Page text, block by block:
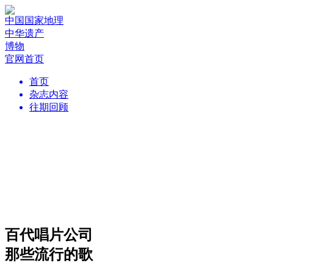
中国国家地理
中华遗产
博物
官网首页
首页
杂志内容
往期回顾
百代唱片公司
那些流行的歌